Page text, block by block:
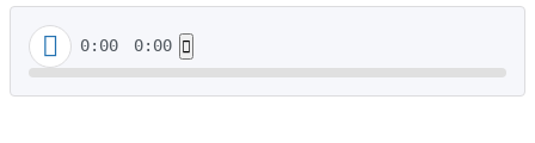
0:00 0:00